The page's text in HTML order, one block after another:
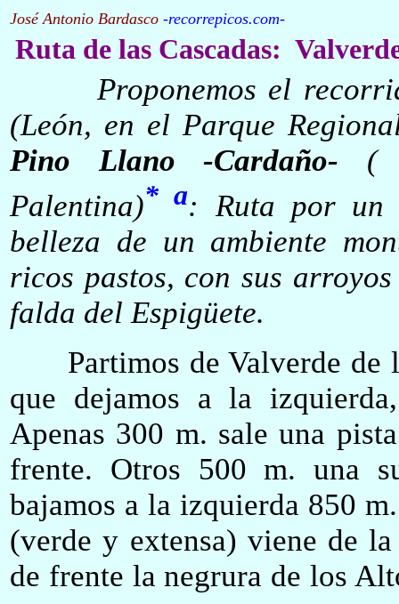
José Antonio Bardasco -recorrepicos.com-
Ruta de las Cascadas:
Proponemos el
(León, en el Parque
Pino Llano -Cardaño- (
Palentina)* a: Ruta por un
belleza de un ambiente
ricos pastos, con sus
falda del Espigüete.
Partimos de Valverde de
que dejamos a la izquierda
Apenas 300 m. sale una
frente. Otros 500 m. una
bajamos a la izquierda 850
(verde y extensa) viene dela
de frente la negrura de los